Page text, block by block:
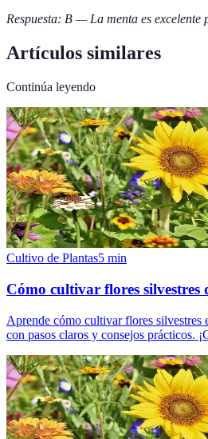
Respuesta: B — La menta es excelente
Artículos similares
Continúa leyendo
Cultivo de Plantas5 min
Cómo cultivar flores silvestres
Aprende cómo cultivar flores silvestres
con pasos claros y consejos prácticos.